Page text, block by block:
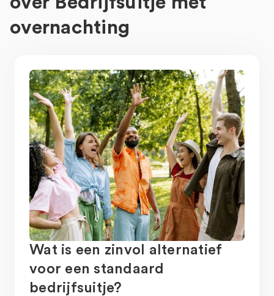
overnachting
Wat is een zinvol alternatief
voor een standaard
bedrijfsuitje?